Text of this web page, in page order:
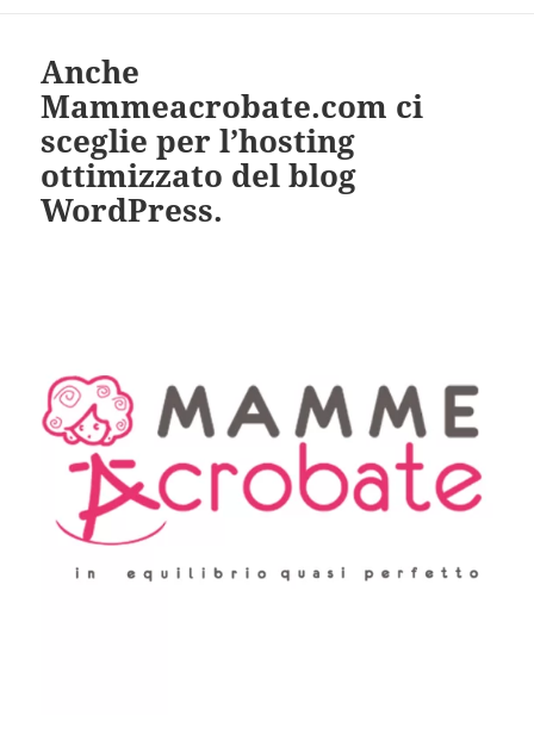
Anche
Mammeacrobate.com ci
sceglie per l’hosting
ottimizzato del blog
WordPress.